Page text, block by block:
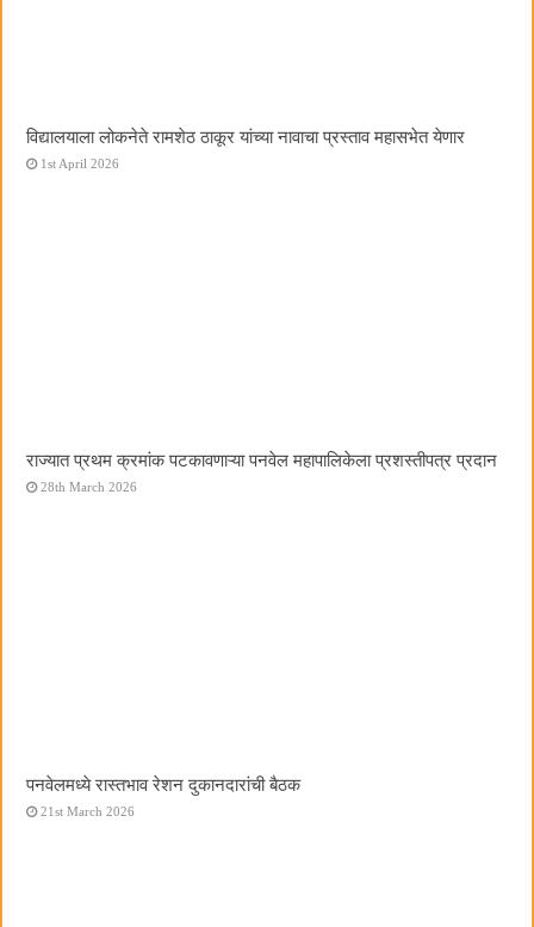
विद्यालयाला लोकनेते रामशेठ ठाकूर यांच्या नावाचा प्रस्ताव महासभेत येणार
1st April 2026
राज्यात प्रथम क्रमांक पटकावणाऱ्या पनवेल महापालिकेला प्रशस्तीपत्र प्रदान
28th March 2026
पनवेलमध्ये रास्तभाव रेशन दुकानदारांची बैठक
21st March 2026